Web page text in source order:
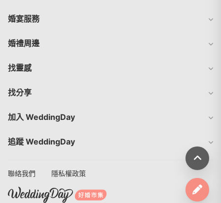
婚宴服務
婚禮周邊
找靈感
找分享
加入 WeddingDay
追蹤 WeddingDay
聯絡我們 隱私權政策